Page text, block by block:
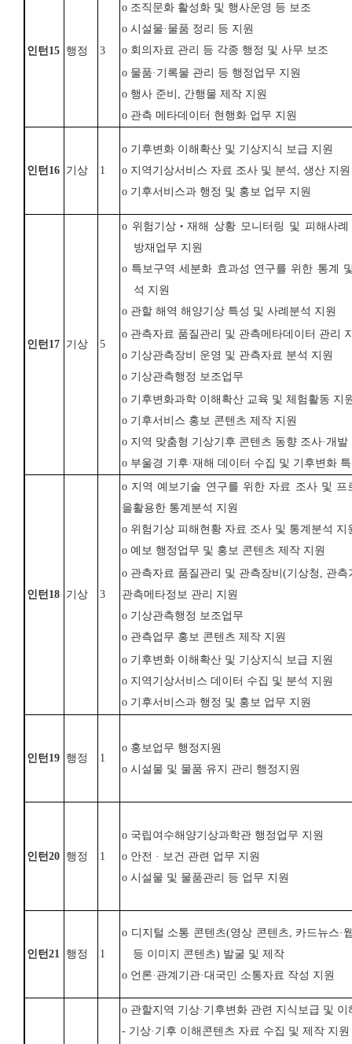
인턴15 행정 3
o 조직문화 활성화 및 행사운영 등 보조
o 시설물· 물품 정리 등 지원
o 회의자료 관리 등 각종 행정 및 사무 보조
o 물품· 기록물 관리 등 행정업무 지원
o 행사 준비 , 간행물 제작 지원
o 관측 메타데이터 현행화 업무 지원
인턴16 기상 1
o 기후변화 이해확산 및 기상지식 보급 지원
o 지역기상서비스 자료 조사 및 분석 , 생산 지원
o 기후서비스과 행정 및 홍보 업무 지원
인턴17 기상 5
o 위험기상‧ 재해 상황 모니터링 및 피해사
방재업무 지원
o 특보구역 세분화 효과성 연구를 위한 통계
석 지원
o 관할 해역 해양기상 특성 및 사례분석 지원
o 관측자료 품질관리 및 관측메타데이터 관리
o 기상관측장비 운영 및 관측자료 분석 지원
o 기상관측행정 보조업무
o 기후변화과학 이해확산 교육 및 체험활동 지
o 기후서비스 홍보 콘텐츠 제작 지원
o 지역 맞춤형 기상기후 콘텐츠 동향 조사·개발
o 부울경 기후·재해 데이터 수집 및 기후변화
인턴18 기상 3
o 지역 예보기술 연구를 위한 자료 조사 및 프
을활용한 통계분석 지원
o 위험기상 피해현황 자료 조사 및 통계분석 지
o 예보 행정업무 및 홍보 콘텐츠 제작 지원
o 관측자료 품질관리 및 관측장비 (기상청 , 관측
관측메타정보 관리 지원
o 기상관측행정 보조업무
o 관측업무 홍보 콘텐츠 제작 지원
o 기후변화 이해확산 및 기상지식 보급 지원
o 지역기상서비스 데이터 수집 및 분석 지원
o 기후서비스과 행정 및 홍보 업무 지원
인턴19 행정 1
o 홍보업무 행정지원
o 시설물 및 물품 유지 관리 행정지원
인턴20 행정 1
o 국립여수해양기상과학관 행정업무 지원
o 안전 · 보건 관련 업무 지원
o 시설물 및 물품관리 등 업무 지원
인턴21 행정 1
o 디지털 소통 콘텐츠(영상 콘텐츠, 카드뉴스·
등 이미지 콘텐츠) 발굴 및 제작
o 언론· 관계기관·대국민 소통자료 작성 지원
o 관할지역 기상·기후변화 관련 지식보급 및 이
- 기상·기후 이해콘텐츠 자료 수집 및 제작 지원